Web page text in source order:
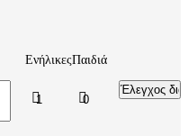
ΕνήλικεςΠαιδιά